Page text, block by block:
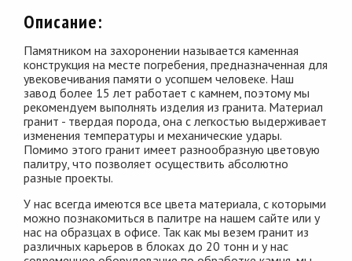
Описание:
Памятником на захоронении называется каменная
конструкция на месте погребения, предназначенная для
увековечивания памяти о усопшем человеке. Наш
завод более 15 лет работает с камнем, поэтому мы
рекомендуем выполнять изделия из гранита. Материал
гранит - твердая порода, она с легкостью выдерживает
изменения температуры и механические удары.
Помимо этого гранит имеет разнообразную цветовую
палитру, что позволяет осуществить абсолютно
разные проекты.
У нас всегда имеются все цвета материала, с которыми
можно познакомиться в палитре на нашем сайте или у
нас на образцах в офисе. Так как мы везем гранит из
различных карьеров в блоках до 20 тонн и у нас